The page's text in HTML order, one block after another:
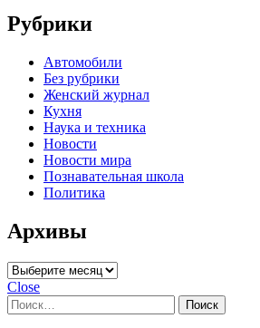
Рубрики
Автомобили
Без рубрики
Женский журнал
Кухня
Наука и техника
Новости
Новости мира
Познавательная школа
Политика
Архивы
Архивы
Close
Найти: